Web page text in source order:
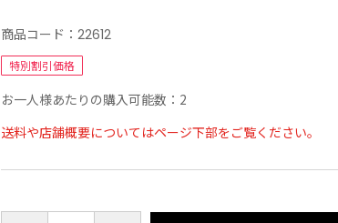
商品コード：22612
特別割引価格
お一人様あたりの購入可能数：2
送料や店舗概要についてはページ下部をご覧ください。